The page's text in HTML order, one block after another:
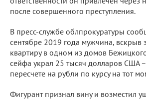
после совершенного преступления.
В пресс-службе облпрокуратуры
сентябре 2019 года мужчина, вскрыв
квартиру в одном из домов
сейфа украл 25 тысяч долларов США
пересчете на рубли по курсу на тот
Фигурант признал вину и возместил